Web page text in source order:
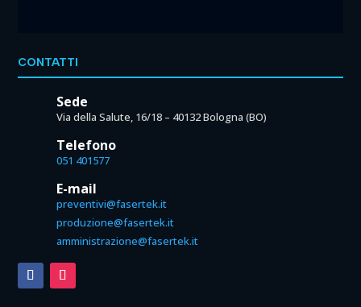
CONTATTI
Sede
Via della Salute, 16/18 – 40132 Bologna (BO)
Telefono
051 401577
E-mail
preventivi@fasertek.it
produzione@fasertek.it
amministrazione@fasertek.it